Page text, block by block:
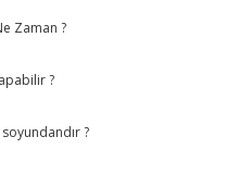
Zaman ?
?
?